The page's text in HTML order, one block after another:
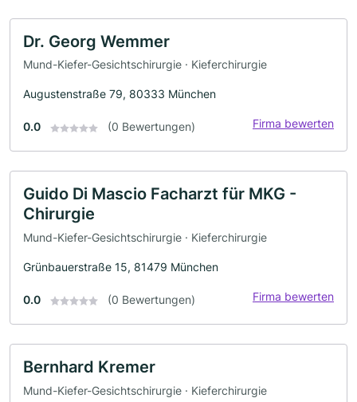
Dr. Georg Wemmer
Mund-Kiefer-Gesichtschirurgie · Kieferchirurgie
Augustenstraße 79, 80333 München
0.0 (0 Bewertungen) Firma bewerten
Guido Di Mascio Facharzt für MKG -
Chirurgie
Mund-Kiefer-Gesichtschirurgie · Kieferchirurgie
Grünbauerstraße 15, 81479 München
0.0 (0 Bewertungen) Firma bewerten
Bernhard Kremer
Mund-Kiefer-Gesichtschirurgie · Kieferchirurgie